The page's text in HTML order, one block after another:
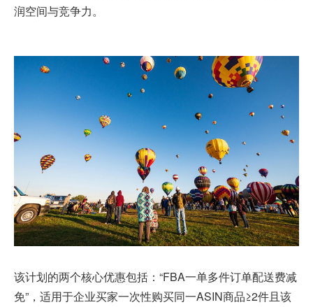
润空间与竞争力。
该计划的两个核心优惠包括：“FBA一单多件订单配送费减
免”，适用于企业买家一次性购买同一ASIN商品≥2件且该